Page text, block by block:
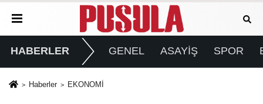
HABERLER GENEL ASAYİŞ SPOR
Haberler EKONOMİ